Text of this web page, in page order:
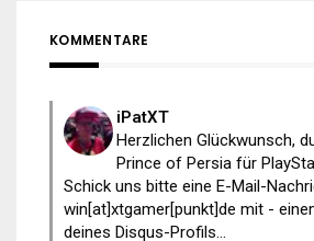
KOMMENTARE
iPatXT
Herzlichen Glückwunsch,
Prince of Persia für
Schick uns bitte eine E-Mail-
win[at]xtgamer[punkt]de mit -
deines Disqus-Profils...